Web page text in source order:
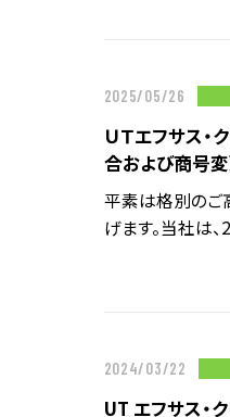
2025/05/26
ＵＴエフサス
合および商号
平素は格別のご
げます。当社は
2024/03/22
UT エフサス・